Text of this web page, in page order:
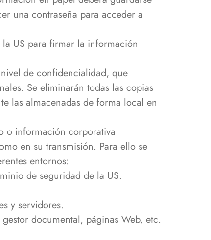
una contraseña para acceder a
US para firmar la información
de confidencialidad, que
Se eliminarán todas las copias
las almacenadas de forma local en
o información corporativa
en su transmisión. Para ello se
entornos:
de seguridad de la US.
y servidores.
documental, páginas Web, etc.